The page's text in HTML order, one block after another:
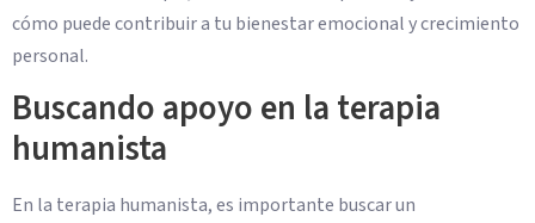
cómo puede contribuir a tu bienestar emocional y crecimiento
personal.
Buscando apoyo en la terapia
humanista
En la terapia humanista, es importante buscar un